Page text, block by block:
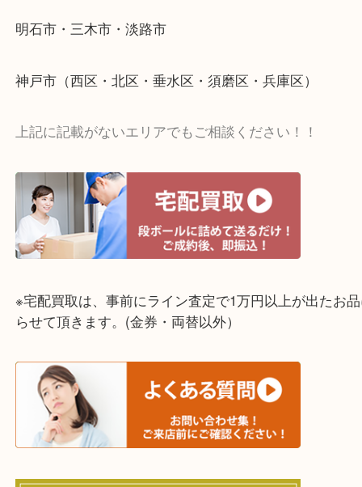
☆出張買取エリア☆
明石市・三木市・淡路市
神戸市（西区・北区・垂水区・須磨区・兵庫区）
上記に記載がないエリアでもご相談ください！！